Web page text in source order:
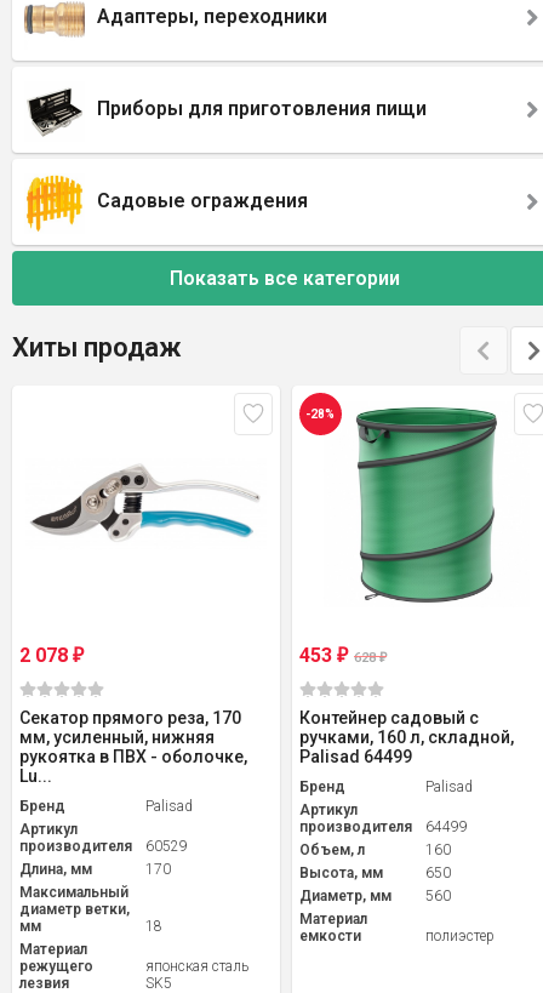
Адаптеры, переходники
Приборы для приготовления пищи
Садовые ограждения
Показать все категории
Хиты продаж
2 078 ₽
Секатор прямого реза, 170
мм, усиленный, нижняя
рукоятка в ПВХ - оболочке,
Lu...
Бренд
Palisad
Артикул
производителя
60529
Длина, мм
170
Максимальный
диаметр ветки,
мм
18
Материал
режущего
лезвия
японская сталь
SK5
-28%
453 ₽ 628₽
Контейнер садовый с
ручками, 160 л, складной,
Palisad 64499
Бренд
Palisad
Артикул
производителя
64499
Объем, л
160
Высота, мм
650
Диаметр, мм
560
Материал
емкости
полиэстер